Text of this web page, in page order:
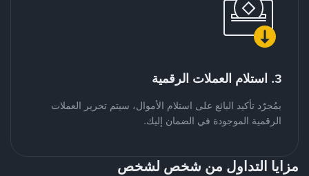
3. استلام العملات الرقمية
بمُجرّد تأكيد البائع على استلام الأموال، سيتم تحرير العملات
الرقمية الموجودة في الضمان إليك.
مزايا التداول من شخص لشخص